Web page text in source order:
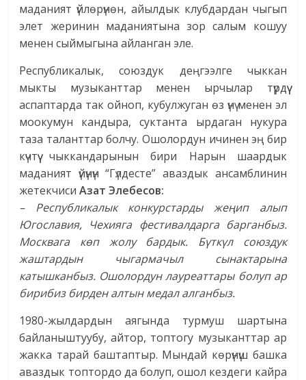
маданият үйлөрүнөн, айылдык клубдардан чыгып
элет жеринин маданиятына зор салым кошуу
менен сыймыгына айланган эле.
Республикалык, союздук деңгээлге чыккан
мыкты музыканттар менен ырчылар түрдүү
аспаптарда так ойноп, кубулжуган өз үнү менен эл
моокумун кандыра, суктанта ырдаган нукура
таза таланттар болчу. Ошолордун ичинен эң бир
күчтүү чыккандарынын бири Нарын шаардык
маданият үйүнүн “Гүлдесте” аваздык ансамблинин
жетекчисиАзат Элебесов:
– Республикалык конкурстарды жеңип алып
Югославия, Чехияга фестивалдарга барганбыз.
Москвага көп жолу бардык. Бүткүл союздук
жаштардын чыгармачыл сынактарына
катышканбыз. Ошолордун лауреаттары болуп ар
бирибиз бирден алтын медал алганбыз.
1980-жылдардын аягында турмуш шартына
байланыштуубу, айтор, топтогу музыканттар ар
жакка тарай баштаптыр. Мындай көрүнүш башка
аваздык топтордо да болуп, ошол кездеги кайра